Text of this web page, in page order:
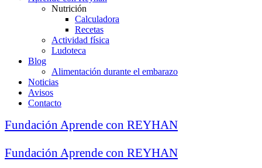
Nutrición
Calculadora
Recetas
Actividad física
Ludoteca
Blog
Alimentación durante el embarazo
Noticias
Avisos
Contacto
Fundación Aprende con REYHAN
Fundación Aprende con REYHAN